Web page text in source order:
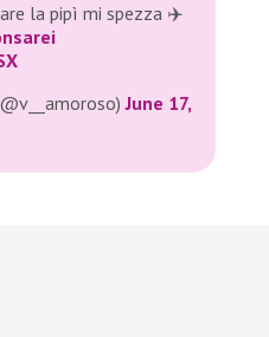
la pipì mi spezza ✈️
June 17,